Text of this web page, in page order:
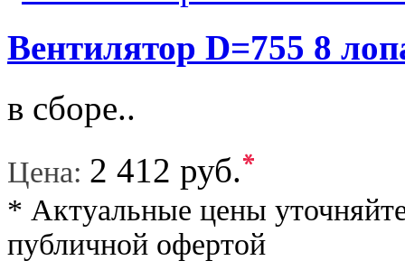
Вентилятор D=755 8
в сборе..
Цена: 2 412 руб.*
* Актуальные цены
публичной офертой